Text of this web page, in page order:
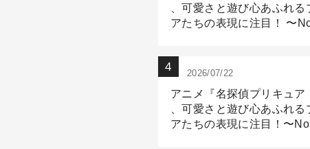
、可愛さと遊び心あふれる
アたちの表現に注目！ 〜
2026/07/22
アニメ『名探偵プリキュア
、可愛さと遊び心あふれる
アたちの表現に注目！〜